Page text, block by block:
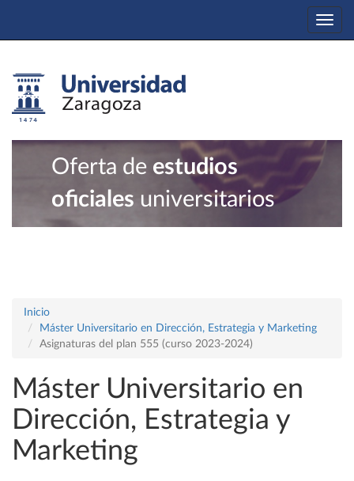
Oferta de estudios
oficiales universitarios
Inicio
Máster Universitario en Dirección, Estrategia y Marketing
Asignaturas del plan 555 (curso 2023-2024)
Máster Universitario en
Dirección, Estrategia y
Marketing